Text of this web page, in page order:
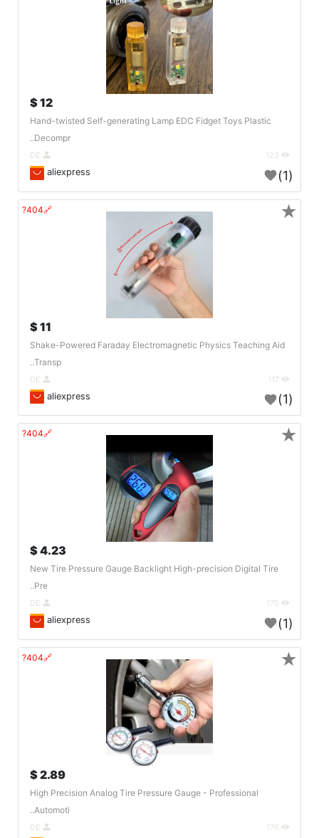
12 $
Hand-twisted Self-generating Lamp EDC Fidget Toys Plastic
Decompr..
aliexpress (1)
🔗404?
11 $
Shake-Powered Faraday Electromagnetic Physics Teaching Aid
Transp..
aliexpress (1)
★
🔗404?
4.23 $
New Tire Pressure Gauge Backlight High-precision Digital Tire
Pre..
aliexpress (1)
★
🔗404?
2.89 $
High Precision Analog Tire Pressure Gauge - Professional
Automoti..
★